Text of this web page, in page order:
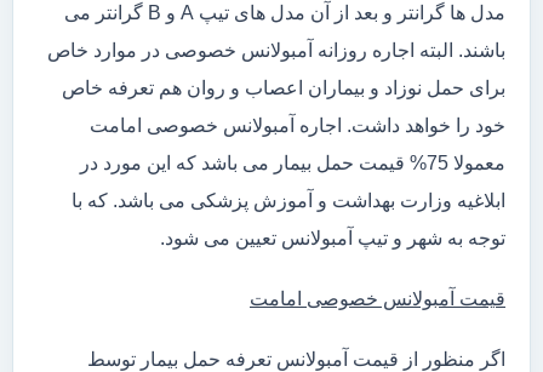
مدل ها گرانتر و بعد از آن مدل های تیپ A و B گرانتر می
باشند. البته اجاره روزانه آمبولانس خصوصی در موارد خاص
برای حمل نوزاد و بیماران اعصاب و روان هم تعرفه خاص
خود را خواهد داشت. اجاره آمبولانس خصوصی امامت
معمولا 75% قیمت حمل بیمار می باشد که این مورد در
ابلاغیه وزارت بهداشت و آموزش پزشکی می باشد. که با
توجه به شهر و تیپ آمبولانس تعیین می شود.
قیمت آمبولانس خصوصی امامت
اگر منظور از قیمت آمبولانس تعرفه حمل بیمار توسط